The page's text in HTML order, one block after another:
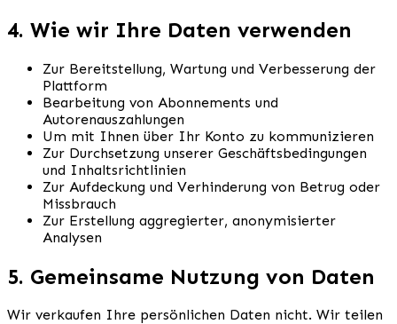
4. Wie wir Ihre Daten verwenden
Zur Bereitstellung, Wartung und Verbesserung der
Plattform
Bearbeitung von Abonnements und
Autorenauszahlungen
Um mit Ihnen über Ihr Konto zu kommunizieren
Zur Durchsetzung unserer Geschäftsbedingungen
und Inhaltsrichtlinien
Zur Aufdeckung und Verhinderung von Betrug oder
Missbrauch
Zur Erstellung aggregierter, anonymisierter
Analysen
5. Gemeinsame Nutzung von Daten
Wir verkaufen Ihre persönlichen Daten nicht. Wir teilen